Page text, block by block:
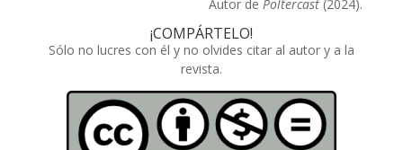
Autor dePoltercast (2024).
¡COMPÁRTELO!
Sólo no lucres con él y no olvides citar al autor y a la
revista.